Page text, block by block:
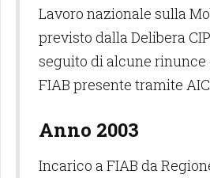
Lavoro nazionale sulla
previsto dalla Delibera
seguito di alcune rinunce
FIAB presente tramite
Anno 2003
Incarico a FIAB da